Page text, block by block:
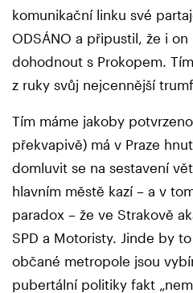
komunikační linku své
ODSÁNO a připustil, že i
dohodnout s Prokopem.
z ruky svůj nejcennější trumf.
Tím máme jakoby
překvapivě) má v Praze
domluvit se na sestavení
hlavním městě kazí – a v
paradox – že ve Strakově
SPD a Motoristy. Jinde by
občané metropole jsou
pubertální politiky fakt